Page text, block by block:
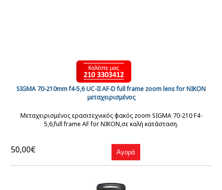
SIGMA 70-210mm f4-5,6 UC-II AF-D full frame zoom lens for NIKON
μεταχειρισμένος
Μεταχειρισμένος ερασιτεχνικός φακός zoom SIGMA 70-210 F4-
5,6,full frame AF for NIKON,σε καλή κατάσταση.
50,00€